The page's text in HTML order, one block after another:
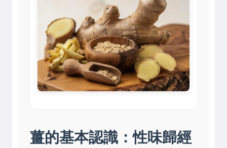
薑的基本認識：性味歸經